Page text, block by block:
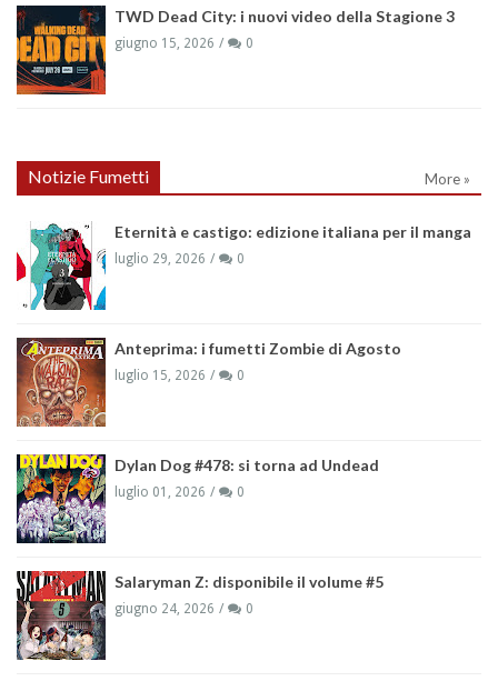
TWD Dead City: i nuovi video della Stagione 3
giugno 15, 2026 0
Notizie Fumetti More »
Eternità e castigo: edizione italiana per il manga
luglio 29, 2026 0
Anteprima: i fumetti Zombie di Agosto
luglio 15, 2026 0
Dylan Dog #478: si torna ad Undead
luglio 01, 2026 0
Salaryman Z: disponibile il volume #5
giugno 24, 2026 0